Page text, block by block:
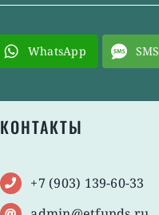
WhatsApp SMS
КОНТАКТЫ
+7 (903) 139-60-33